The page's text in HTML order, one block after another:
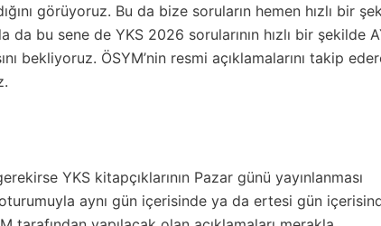
görüyoruz. Bu da bize soruların hemen hızlı bir
da bu sene de YKS 2026 sorularının hızlı bir şekilde
bekliyoruz. ÖSYM’nin resmi açıklamalarını takip
YKS kitapçıklarının Pazar günü yayınlanması
aynı gün içerisinde ya da ertesi gün